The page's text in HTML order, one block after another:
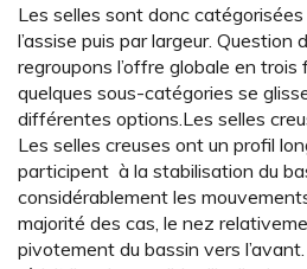
Les selles sont donc
l’assise puis par largeur. Question
regroupons l’offre globale en trois
quelques sous-catégories se
différentes options.Les selles
Les selles creuses ont un profil
participent à la stabilisation du
considérablement les
majorité des cas, le nez
pivotement du bassin vers